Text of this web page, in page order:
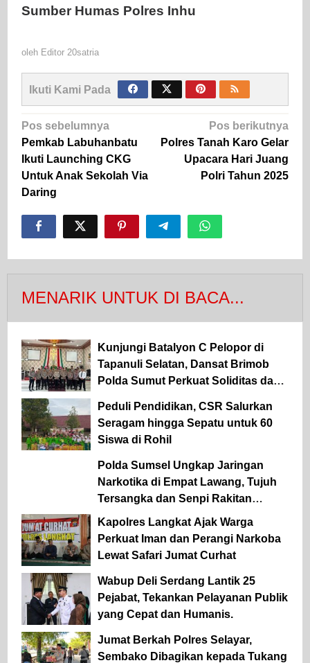
Sumber Humas Polres Inhu
oleh Editor 20satria
Ikuti Kami Pada
Navigasi
pos
Pos sebelumnya
Pemkab Labuhanbatu
Ikuti Launching CKG
Untuk Anak Sekolah Via
Daring
Pos berikutnya
Polres Tanah Karo Gelar
Upacara Hari Juang
Polri Tahun 2025
MENARIK UNTUK DI BACA...
Kunjungi Batalyon C Pelopor di
Tapanuli Selatan, Dansat Brimob
Polda Sumut Perkuat Soliditas dan
Peduli Pendidikan, CSR Salurkan
Seragam hingga Sepatu untuk 60
Siswa di Rohil
Polda Sumsel Ungkap Jaringan
Narkotika di Empat Lawang, Tujuh
Tersangka dan Senpi Rakitan
Diamankan
Kapolres Langkat Ajak Warga
Perkuat Iman dan Perangi Narkoba
Lewat Safari Jumat Curhat
Wabup Deli Serdang Lantik 25
Pejabat, Tekankan Pelayanan Publik
yang Cepat dan Humanis.
Jumat Berkah Polres Selayar,
Sembako Dibagikan kepada Tukang